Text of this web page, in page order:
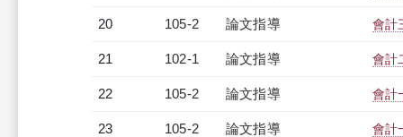
20 105-2 論文指導 會計
21 102-1 論文指導 會計
22 105-2 論文指導 會計
23 105-2 論文指導 會計